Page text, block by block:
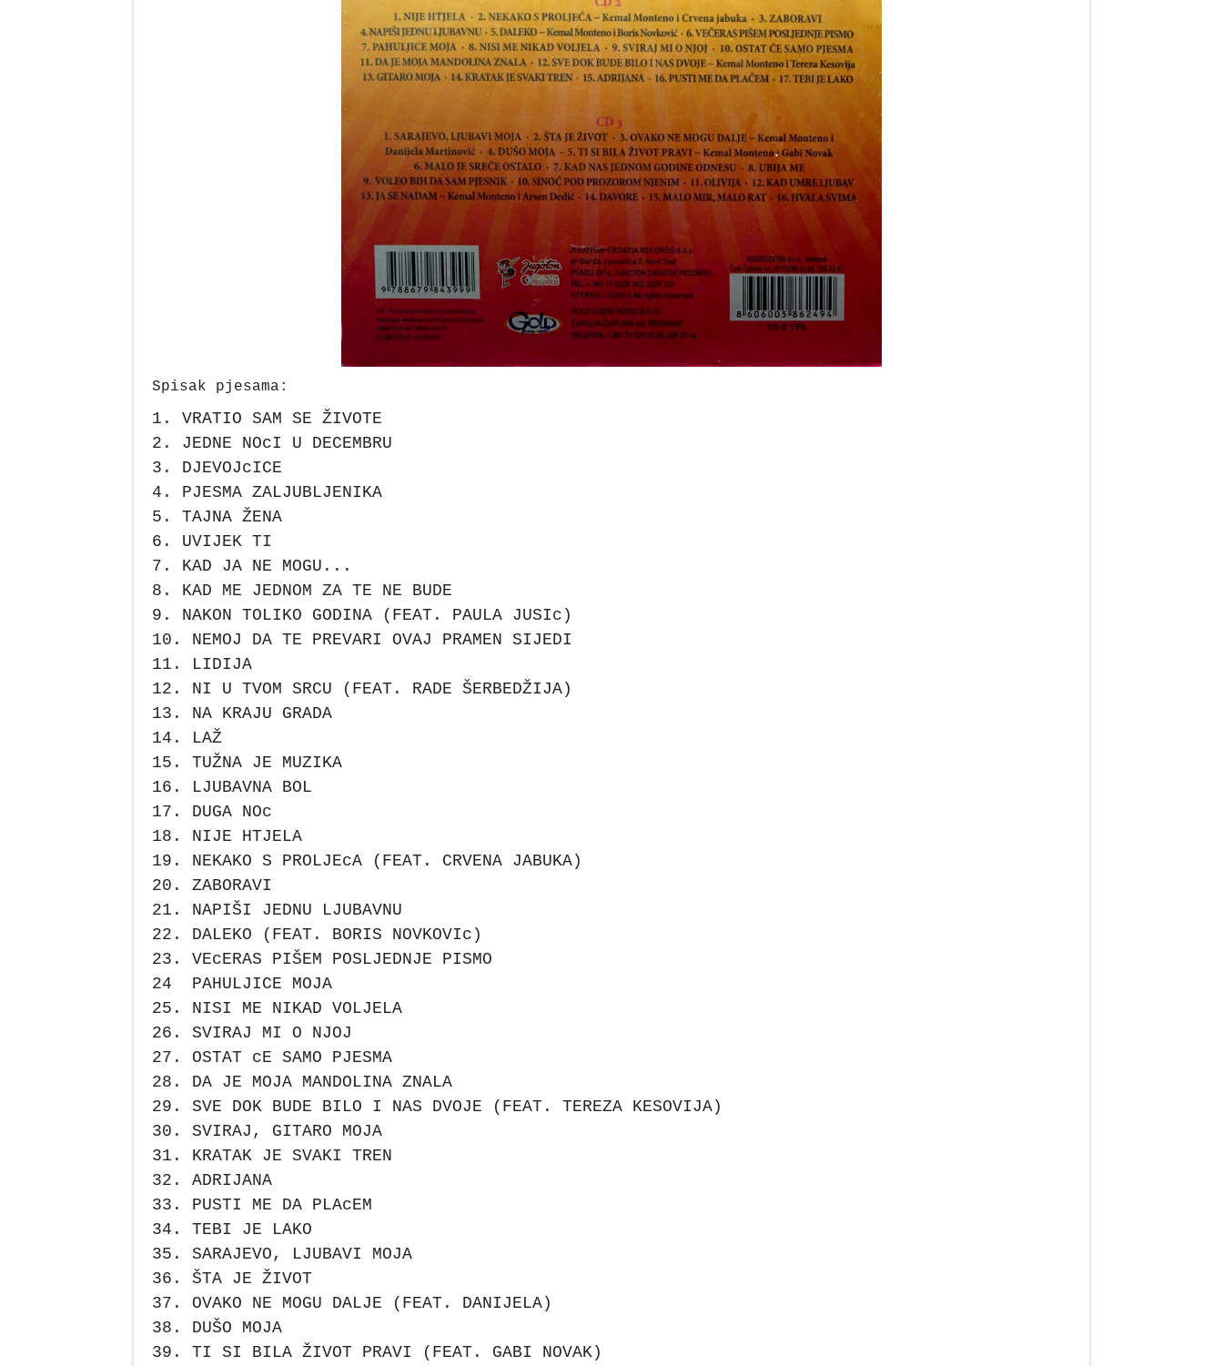
Spisak pjesama:
1. VRATIO SAM SE ŽIVOTE
2. JEDNE NOcI U DECEMBRU
3. DJEVOJcICE
4. PJESMA ZALJUBLJENIKA
5. TAJNA ŽENA
6. UVIJEK TI
7. KAD JA NE MOGU...
8. KAD ME JEDNOM ZA TE NE BUDE
9. NAKON TOLIKO GODINA (FEAT. PAULA JUSIc)
10. NEMOJ DA TE PREVARI OVAJ PRAMEN SIJEDI
11. LIDIJA
12. NI U TVOM SRCU (FEAT. RADE ŠERBEDŽIJA)
13. NA KRAJU GRADA
14. LAŽ
15. TUŽNA JE MUZIKA
16. LJUBAVNA BOL
17. DUGA NOc
18. NIJE HTJELA
19. NEKAKO S PROLJEcA (FEAT. CRVENA JABUKA)
20. ZABORAVI
21. NAPIŠI JEDNU LJUBAVNU
22. DALEKO (FEAT. BORIS NOVKOVIc)
23. VEcERAS PIŠEM POSLJEDNJE PISMO
24 PAHULJICE MOJA
25. NISI ME NIKAD VOLJELA
26. SVIRAJ MI O NJOJ
27. OSTAT cE SAMO PJESMA
28. DA JE MOJA MANDOLINA ZNALA
29. SVE DOK BUDE BILO I NAS DVOJE (FEAT. TEREZA KESOVIJA)
30. SVIRAJ, GITARO MOJA
31. KRATAK JE SVAKI TREN
32. ADRIJANA
33. PUSTI ME DA PLAcEM
34. TEBI JE LAKO
35. SARAJEVO, LJUBAVI MOJA
36. ŠTA JE ŽIVOT
37. OVAKO NE MOGU DALJE (FEAT. DANIJELA)
38. DUŠO MOJA
39. TI SI BILA ŽIVOT PRAVI (FEAT. GABI NOVAK)